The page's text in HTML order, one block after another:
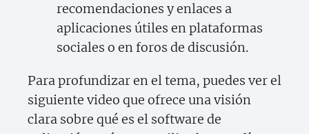
recomendaciones y enlaces a
aplicaciones útiles en plataformas
sociales o en foros de discusión.
Para profundizar en el tema, puedes ver el
siguiente video que ofrece una visión
clara sobre qué es el software de